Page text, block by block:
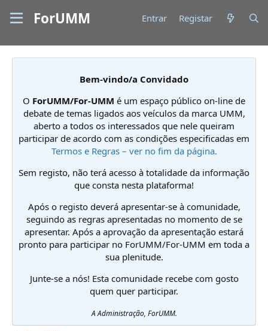
ForUMM Entrar Registar
Bem-vindo/a Convidado
O ForUMM/For-UMM é um espaço público on-line de
debate de temas ligados aos veículos da marca UMM,
aberto a todos os interessados que nele queiram
participar de acordo com as condições especificadas em
Termos e Regras – ver no fim da página.
Sem registo, não terá acesso à totalidade da informação
que consta nesta plataforma!
Após o registo deverá apresentar-se à comunidade,
seguindo as regras apresentadas no momento de se
apresentar. Após a aprovação da apresentação estará
pronto para participar no ForUMM/For-UMM em toda a
sua plenitude.
Junte-se a nós! Esta comunidade recebe com gosto
quem quer participar.
A Administração, ForUMM.